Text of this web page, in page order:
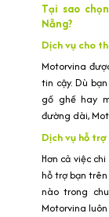
Tại sao
Nẵng?
Dịch vụ cho
Motorvina
tin cậy. Dù
gồ ghề hay
đường dài,
Dịch vụ hỗ
Hơn cả việc
hỗ trợ bạn
nào trong
Motorvina